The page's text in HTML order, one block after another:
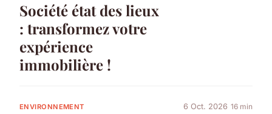
Société état des lieux
: transformez votre
expérience
immobilière !
ENVIRONNEMENT 6 Oct. 2026 16 min